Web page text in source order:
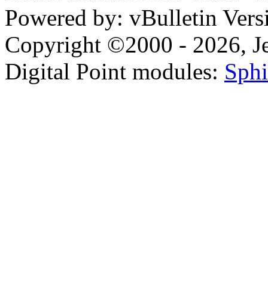
Powered by: vBulletin
Copyright ©2000 - 2026,
Digital Point modules: